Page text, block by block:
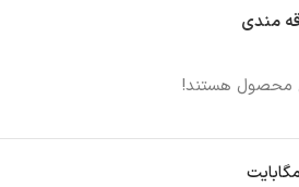
مندی
محصول هستند!